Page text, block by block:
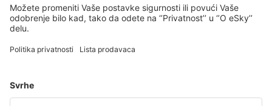
Isplaniraj svoj put
Letovanje